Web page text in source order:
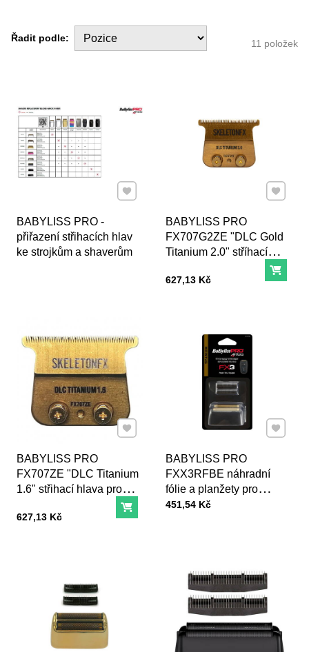
Řadit podle: 11 položek
BABYLISS PRO -
přiřazení střihacích hlav
ke strojkům a shaverům
Přidat k Oblíbeným
BABYLISS PRO
FX707G2ZE "DLC Gold
Titanium 2.0" stříhací
hlava pro konturovací
strojek Babyliss Pro
Cena s DPH
627,13 Kč Do
Přidat k
BABYLISS PRO
FX707ZE "DLC Titanium
1.6" střihací hlava pro
Babyliss Pro Skeleton
Cena s DPH
627,13 Kč Do košíku
Přidat k Oblíbeným
BABYLISS PRO
FXX3RFBE náhradní
fólie a planžety pro
Double Foil Shaver
Cena s DPH
451,54 Kč
Přidat k